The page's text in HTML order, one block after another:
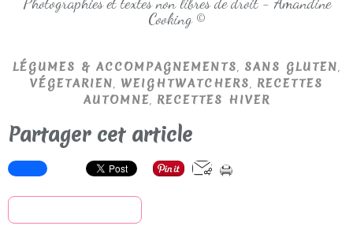
Cooking ©
LÉGUMES & ACCOMPAGNEMENTS, SANS GLUTEN,
VÉGETARIEN, WEIGHTWATCHERS, RECETTES
AUTOMNE, RECETTES HIVER
Partager cet article